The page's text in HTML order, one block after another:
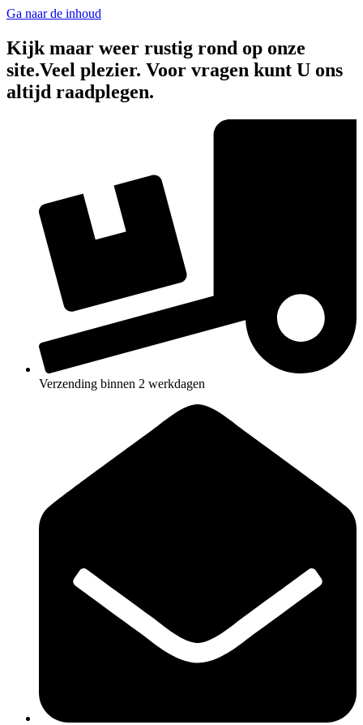
Ga naar de inhoud
Kijk maar weer rustig rond op onze
site.Veel plezier. Voor vragen kunt U ons
altijd raadplegen.
Verzending binnen 2 werkdagen